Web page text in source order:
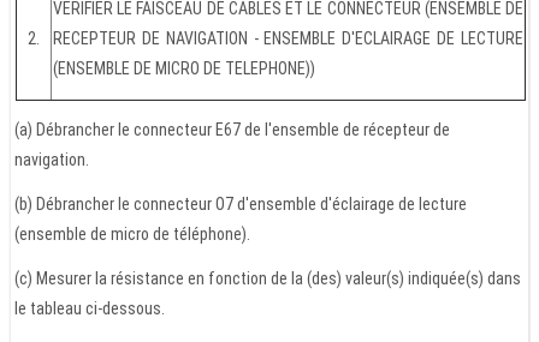
2.
VERIFIER LE FAISCEAU DE CABLES ET LE CONNECTEUR (ENSEMBLE DE
RECEPTEUR DE NAVIGATION - ENSEMBLE D'ECLAIRAGE DE LECTURE
(ENSEMBLE DE MICRO DE TELEPHONE))
(a) Débrancher le connecteur E67 de l'ensemble de récepteur de
navigation.
(b) Débrancher le connecteur O7 d'ensemble d'éclairage de lecture
(ensemble de micro de téléphone).
(c) Mesurer la résistance en fonction de la (des) valeur(s) indiquée(s) dans
le tableau ci-dessous.